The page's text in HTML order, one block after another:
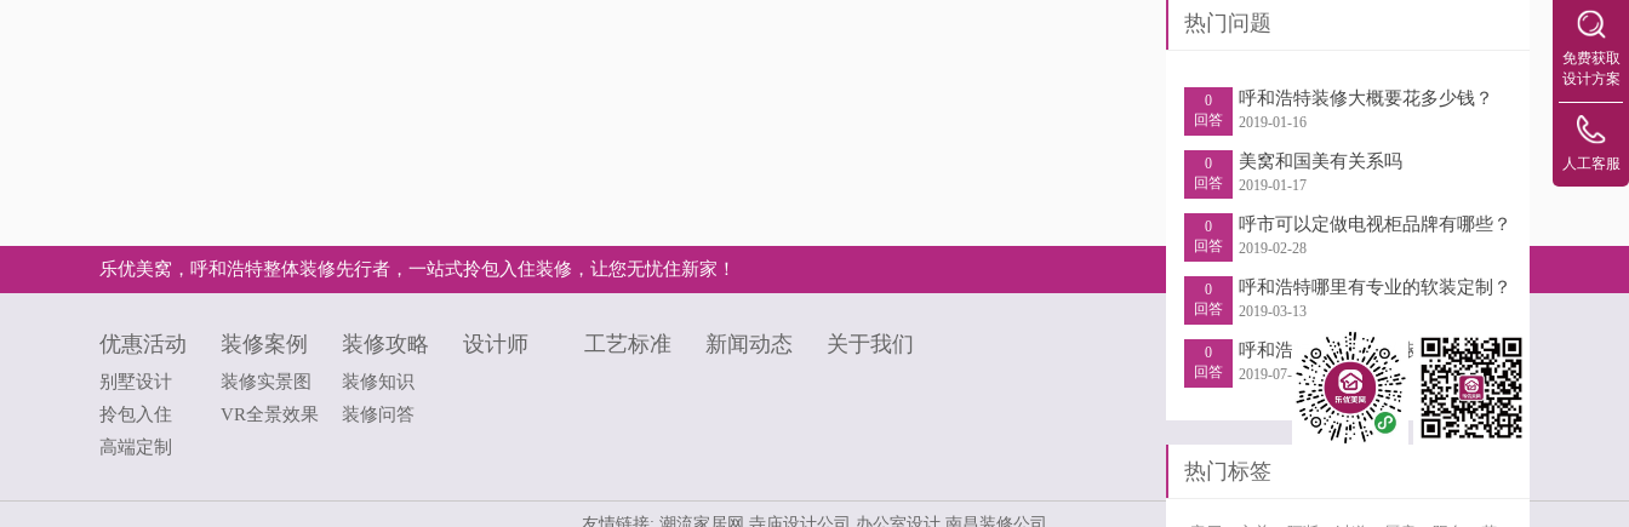
热门问题
0
回答
呼和浩特装修大概要花多少钱？
2019-01-16
0
回答
美窝和国美有关系吗
2019-01-17
0
回答
呼市可以定做电视柜品牌有哪些？
2019-02-28
0
回答
呼和浩特哪里有专业的软装定制？
2019-03-13
0
回答
呼和浩特排名靠前的装修公司，请说出理由，谢谢！
2019-07-13
热门标签
乐优美窝，呼和浩特整体装修先行者，一站式拎包入住装修，让您无忧住新家！
优惠活动
别墅设计
拎包入住
高端定制
装修案例
装修实景图
VR全景效果
装修攻略
装修知识
装修问答
设计师 工艺标准 新闻动态 关于我们
免费获取
设计方案
人工客服